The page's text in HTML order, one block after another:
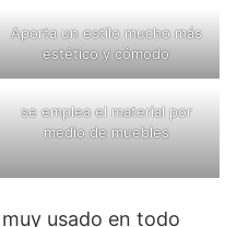
Aporta un estilo mucho más
estético y cómodo
se emplea el material por
medio de muebles
usado en todo